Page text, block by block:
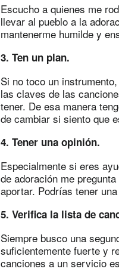
Escucho a quienes me
llevar al pueblo a la
mantenerme humilde y
3. Ten un plan.
Si no toco un
las claves de las
tener. De esa manera
de cambiar si siento que
4. Tener una opinión.
Especialmente si eres
de adoración me
aportar. Podrías tener
5. Verifica la lista de
Siempre busco una
suficientemente fuerte y
canciones a un servicio